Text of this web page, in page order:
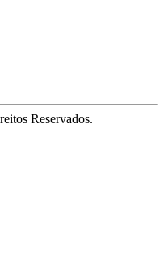
Reservados.